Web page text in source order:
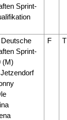
Sprint-
Deutsche
Sprint-
(M)
F T